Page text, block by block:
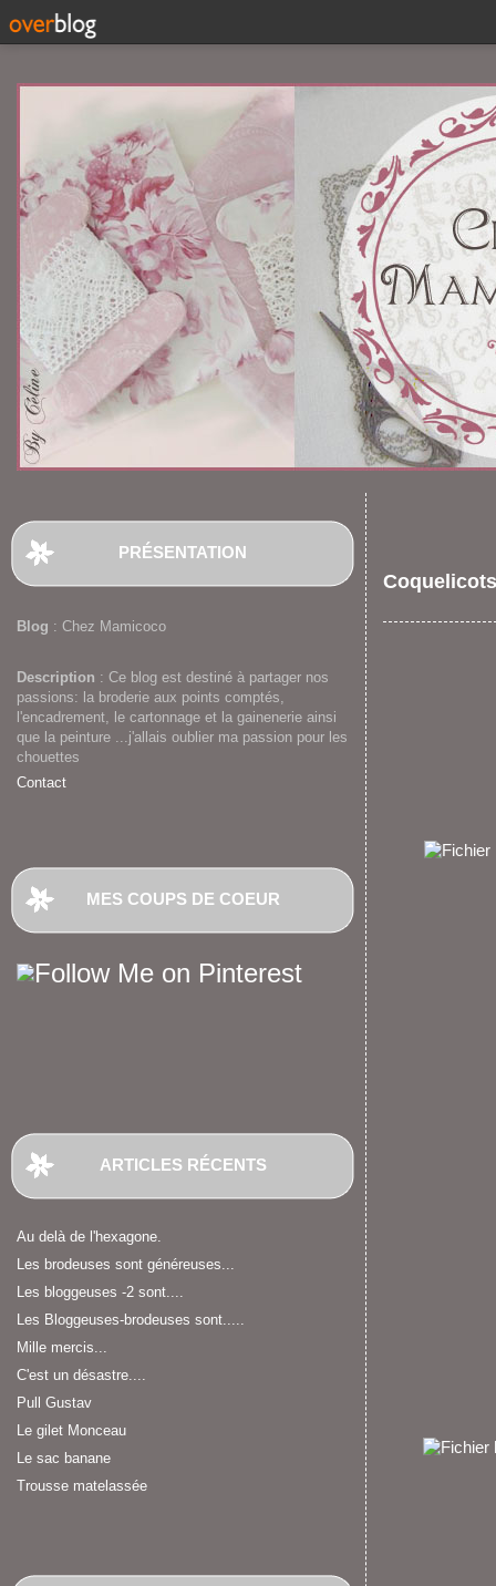
PRÉSENTATION
Blog : Chez Mamicoco
Description : Ce blog est destiné à partager nos
passions: la broderie aux points comptés,
l'encadrement, le cartonnage et la gainenerie ainsi
que la peinture ...j'allais oublier ma passion pour les
chouettes
Contact
MES COUPS DE COEUR
ARTICLES RÉCENTS
Au delà de l'hexagone.
Les brodeuses sont généreuses...
Les bloggeuses -2 sont....
Les Bloggeuses-brodeuses sont.....
Mille mercis...
C'est un désastre....
Pull Gustav
Le gilet Monceau
Le sac banane
Trousse matelassée
Coquelicots